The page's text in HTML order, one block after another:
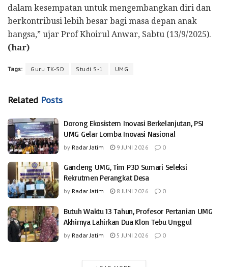
dalam kesempatan untuk mengembangkan diri dan
berkontribusi lebih besar bagi masa depan anak
bangsa,” ujar Prof Khoirul Anwar, Sabtu (13/9/2025).
(har)
Tags: Guru TK-SD Studi S-1 UMG
Related Posts
Dorong Ekosistem Inovasi Berkelanjutan, PSI
UMG Gelar Lomba Inovasi Nasional
by Radar Jatim 9 JUNI 2026 0
Gandeng UMG, Tim P3D Sumari Seleksi
Rekrutmen Perangkat Desa
by Radar Jatim 8 JUNI 2026 0
Butuh Waktu 13 Tahun, Profesor Pertanian UMG
Akhirnya Lahirkan Dua Klon Tebu Unggul
by Radar Jatim 5 JUNI 2026 0